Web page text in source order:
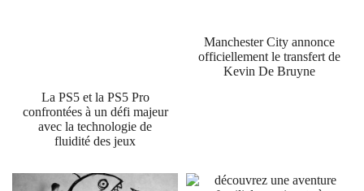
La PS5 et la PS5 Pro
confrontées à un défi majeur
avec la technologie de
fluidité des jeux
Manchester City annonce
officiellement le transfert de
Kevin De Bruyne